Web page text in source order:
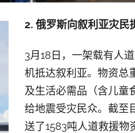
2. 俄罗斯向叙利亚灾民
3月18日，一架载有人
机抵达叙利亚。物资总
及生活必需品（含儿童
给地震受灾民众。截至
送了1583吨人道救援物